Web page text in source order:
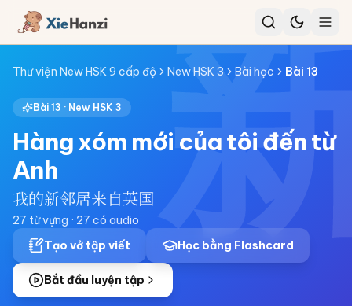
Thư viện New HSK 9 cấp độ New HSK 3 Bài học Bài 13
Bài 13 · New HSK 3
Hàng xóm mới của tôi đến từ
Anh
我的新邻居来自英国
27 từ vựng · 27 có audio
Tạo vở tập viết
Học bằng Flashcard
Bắt đầu luyện tập